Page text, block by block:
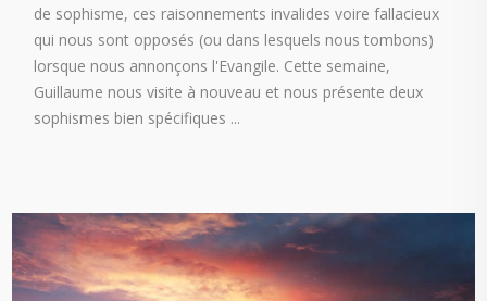
de sophisme, ces raisonnements invalides voire fallacieux
qui nous sont opposés (ou dans lesquels nous tombons)
lorsque nous annonçons l'Evangile. Cette semaine,
Guillaume nous visite à nouveau et nous présente deux
sophismes bien spécifiques